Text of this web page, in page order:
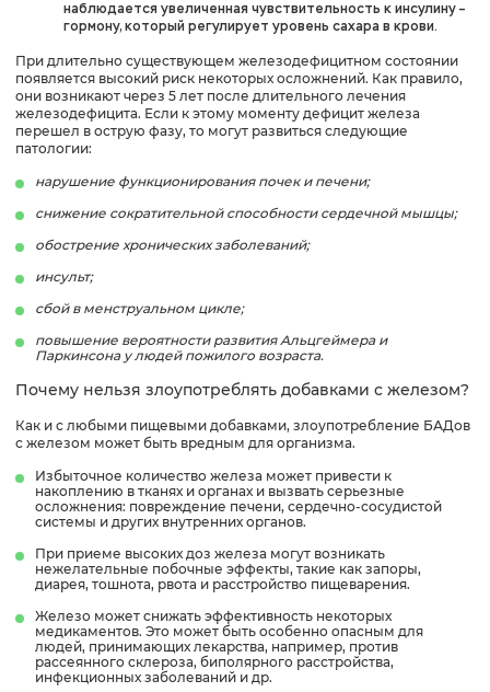
наблюдается увеличенная чувствительность к инсулину –
гормону, который регулирует уровень сахара в крови.
При длительно существующем железодефицитном состоянии
появляется высокий риск некоторых осложнений. Как правило,
они возникают через 5 лет после длительного лечения
железодефицита. Если к этому моменту дефицит железа
перешел в острую фазу, то могут развиться следующие
патологии:
нарушение функционирования почек и печени;
снижение сократительной способности сердечной мышцы;
обострение хронических заболеваний;
инсульт;
сбой в менструальном цикле;
повышение вероятности развития Альцгеймера и
Паркинсона у людей пожилого возраста.
Почему нельзя злоупотреблять добавками с железом?
Как и с любыми пищевыми добавками, злоупотребление БАДов
с железом может быть вредным для организма.
Избыточное количество железа может привести к
накоплению в тканях и органах и вызвать серьезные
осложнения: повреждение печени, сердечно-сосудистой
системы и других внутренних органов.
При приеме высоких доз железа могут возникать
нежелательные побочные эффекты, такие как запоры,
диарея, тошнота, рвота и расстройство пищеварения.
Железо может снижать эффективность некоторых
медикаментов. Это может быть особенно опасным для
людей, принимающих лекарства, например, против
рассеянного склероза, биполярного расстройства,
инфекционных заболеваний и др.